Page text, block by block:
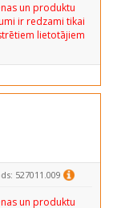
un produktu
ir redzami tikai
lietotājiem
527011.009
un produktu